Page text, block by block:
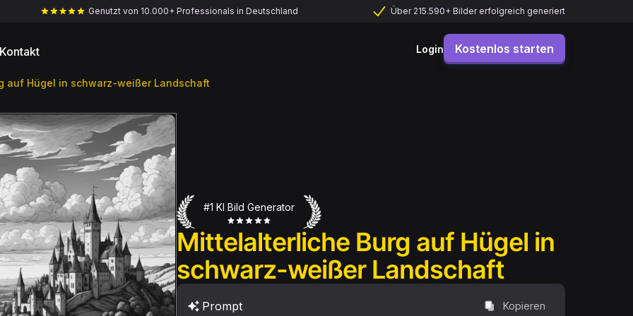
Genutzt von 10.000+ Professionals in Deutschland Über 215.590+ Bilder erfolgreich generiert
Kontakt Login Kostenlos starten
auf Hügel in schwarz-weißer Landschaft
#1 KI Bild Generator
Mittelalterliche Burg auf Hügel in
schwarz-weißer Landschaft
Prompt Kopieren